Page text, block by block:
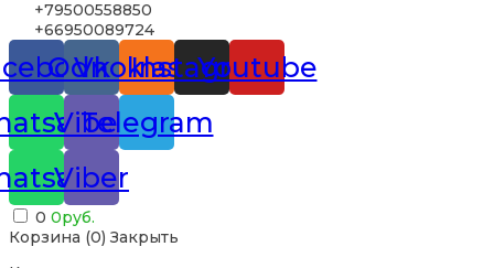
+79500558850
+66950089724
Vk
Odnoklassniki
Instagram
Youtube
Viber
Telegram
Viber
0 0руб.
Корзина (0) Закрыть